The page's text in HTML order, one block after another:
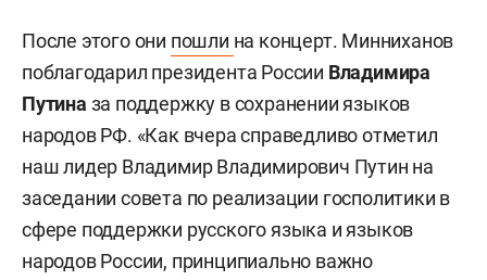
После этого они пошли на концерт. Минниханов
поблагодарил президента России Владимира
Путина за поддержку в сохранении языков
народов РФ. «Как вчера справедливо отметил
наш лидер Владимир Владимирович Путин на
заседании совета по реализации госполитики в
сфере поддержки русского языка и языков
народов России, принципиально важно